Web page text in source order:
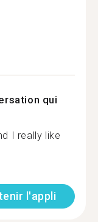
qui
I really like
l'appli